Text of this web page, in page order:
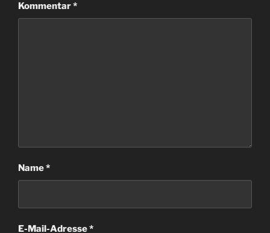
Kommentar*
Name*
E-Mail-Adresse*